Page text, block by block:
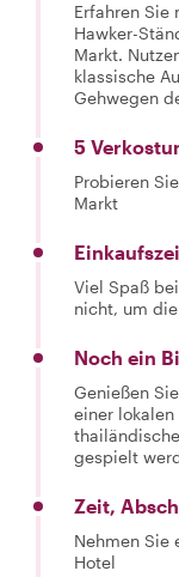
Erfahren Sie
Hawker-
Markt.
klassische
Gehwegen
5
Probieren
Markt
Viel Spaß
nicht, um
Noch ein
Genießen
einer
gespielt
Zeit,
Nehmen Sie
Hotel